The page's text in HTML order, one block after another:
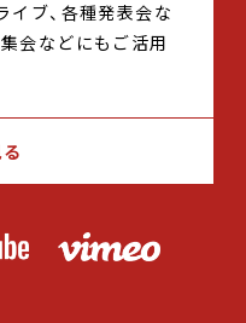
イブ、各種発表会な
会などにもご活用